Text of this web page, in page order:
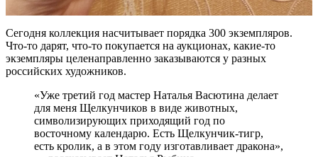
Сегодня коллекция насчитывает порядка 300 экземпляров.
Что-то дарят, что-то покупается на аукционах, какие-то
экземпляры целенаправленно заказываются у разных
российских художников.
«Уже третий год мастер Наталья Васютина делает
для меня Щелкунчиков в виде животных,
символизирующих приходящий год по
восточному календарю. Есть Щелкунчик-тигр,
есть кролик, а в этом году изготавливает дракона»,